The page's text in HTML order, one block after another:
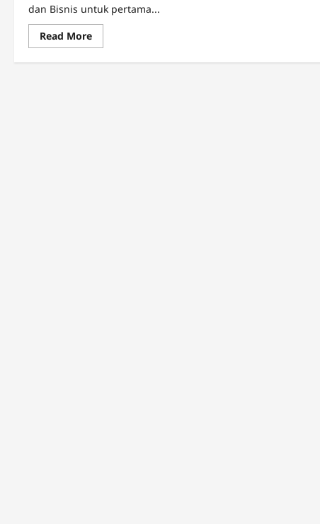
dan Bisnis untuk pertama...
Read MoreRead
more
Dalam